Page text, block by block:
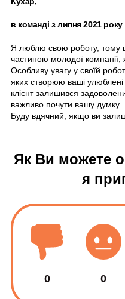
в команді з липня 2021 року
Я люблю свою роботу, тому
частиною молодої компанії,
Особливу увагу у своїй
яких створюю ваші
клієнт залишився
важливо почути вашу думку.
Буду вдячний, якщо ви
Як Ви можете
я
0 0